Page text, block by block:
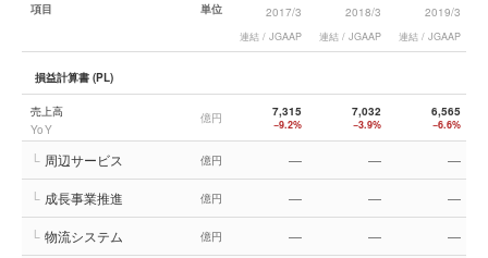
項目 単位 2017/3
連結 / JGAAP
2018/3
連結 / JGAAP
2019/3
連結 / JGAAP
損益計算書 (PL)
売上高
YoY
億円 7,315
−9.2%
7,032
−3.9%
6,565
−6.6%
└ 周辺サービス 億円 — — —
└ 成長事業推進 億円 — — —
└ 物流システム 億円 — — —